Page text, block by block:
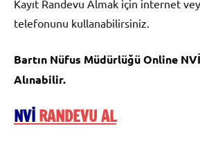
Kayıt Randevu Almak için internet
telefonunu kullanabilirsiniz.
Bartın Nüfus Müdürlüğü Online
Alınabilir.
NVİRANDEVU AL